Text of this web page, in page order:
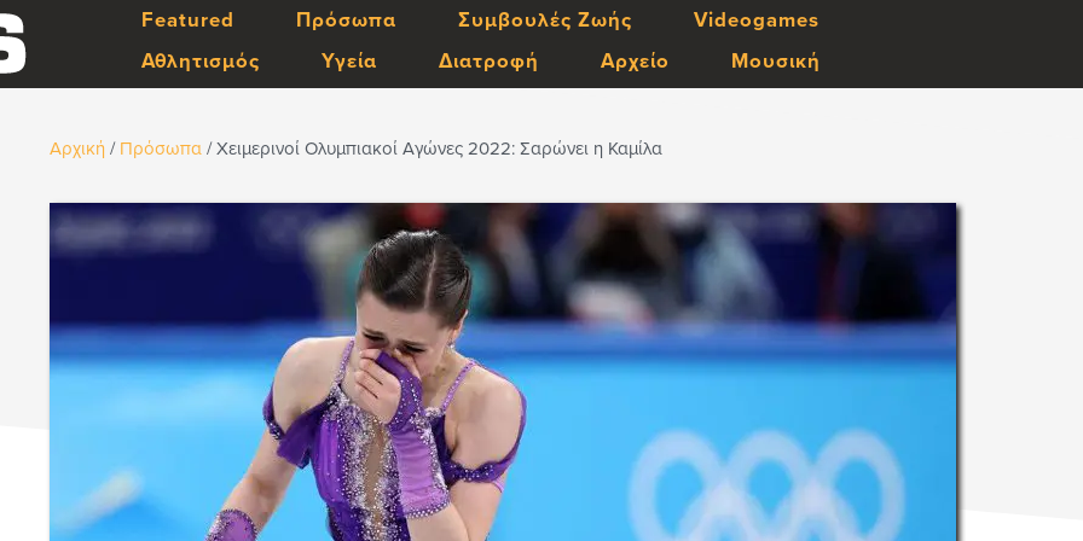
Featured Πρόσωπα Συμβουλές Ζωής
Videogames
Αθλητισμός
Υγεία Διατροφή Αρχείο Μουσική
Αρχική / Πρόσωπα /Χειμερινοί Ολυμπιακοί Αγώνες 2022: Σαρώνει η Καμίλα